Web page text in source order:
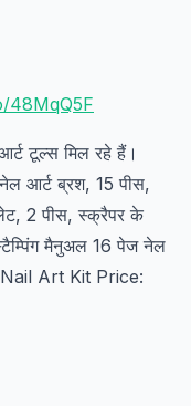
48MqQ5F
टूल्स मिल रहे हैं।
आर्ट ब्रश, 15 पीस,
2 पीस, स्क्रैपर के
मैनुअल 16 पेज नेल
Nail Art Kit Price: